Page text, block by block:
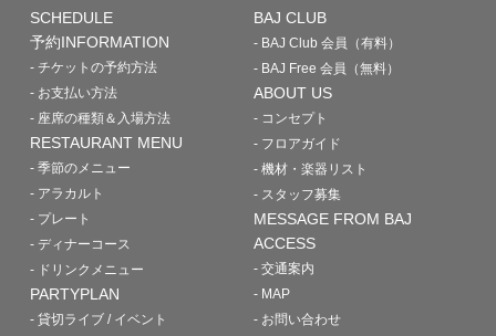
SCHEDULE
予約INFORMATION
- チケットの予約方法
- お支払い方法
- 座席の種類＆入場方法
RESTAURANT MENU
- 季節のメニュー
- アラカルト
- プレート
- ディナーコース
- ドリンクメニュー
PARTYPLAN
- 貸切ライブ / イベント
BAJ CLUB
- BAJ Club 会員（有料）
- BAJ Free 会員（無料）
ABOUT US
- コンセプト
- フロアガイド
- 機材・楽器リスト
- スタッフ募集
MESSAGE FROM BAJ
ACCESS
- 交通案内
- MAP
- お問い合わせ